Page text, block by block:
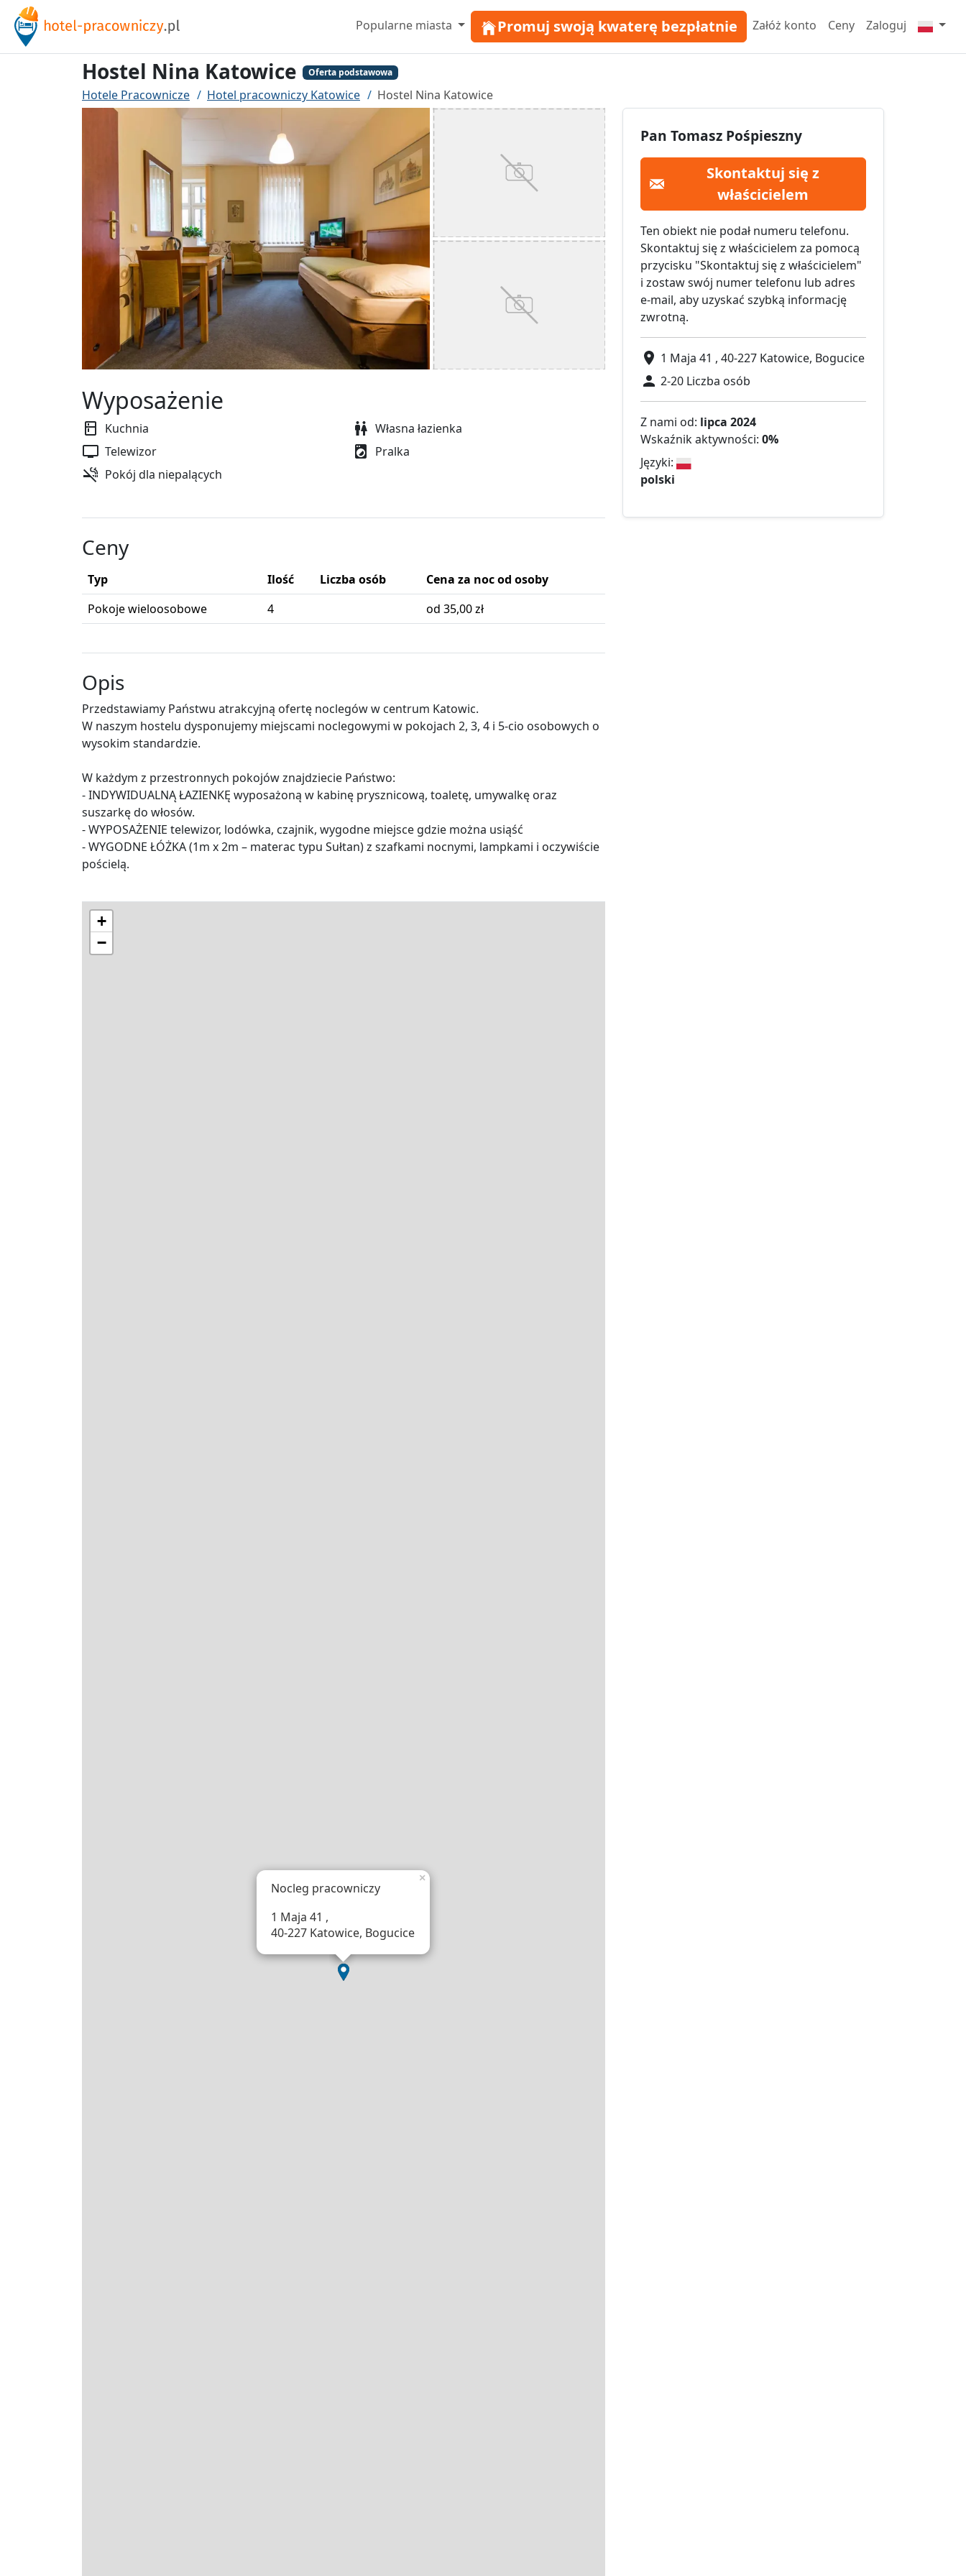
Popularne miasta Promuj swoją kwaterę bezpłatnie Załóż konto Ceny Zaloguj
Hostel Nina Katowice Oferta podstawowa
Hotele Pracownicze Hotel pracowniczy Katowice Hostel Nina Katowice
Pan Tomasz Pośpieszny
Skontaktuj się z
właścicielem
Ten obiekt nie podał numeru telefonu.
Skontaktuj się z właścicielem za pomocą
przycisku "Skontaktuj się z właścicielem"
i zostaw swój numer telefonu lub adres
e-mail, aby uzyskać szybką informację
zwrotną.
1 Maja 41 , 40-227 Katowice, Bogucice
2-20 Liczba osób
Z nami od: lipca 2024
Wskaźnik aktywności: 0%
Języki:
polski
Wyposażenie
Kuchnia
Własna łazienka
Telewizor
Pralka
Pokój dla niepalących
Ceny
Typ Ilość Liczba osób
Cena za noc od osoby
Pokoje wieloosobowe
4 od 35,00 zł
Opis
Przedstawiamy Państwu atrakcyjną ofertę noclegów w centrum Katowic.
W naszym hostelu dysponujemy miejscami noclegowymi w pokojach 2, 3, 4 i 5-cio osobowych o
wysokim standardzie.
W każdym z przestronnych pokojów znajdziecie Państwo:
- INDYWIDUALNĄ ŁAZIENKĘ wyposażoną w kabinę prysznicową, toaletę, umywalkę oraz
suszarkę do włosów.
- WYPOSAŻENIE telewizor, lodówka, czajnik, wygodne miejsce gdzie można usiąść
- WYGODNE ŁÓŻKA (1m x 2m – materac typu Sułtan) z szafkami nocnymi, lampkami i oczywiście
pościelą.
Nocleg pracowniczy
1 Maja 41 ,
40-227 Katowice, Bogucice
×
+
−